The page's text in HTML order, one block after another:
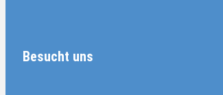
Besucht uns